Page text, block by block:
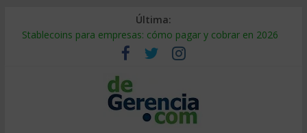
Última:
Stablecoins para empresas: cómo pagar y cobrar en 2026
Despido silencioso: qué es y por qué sale tan caro
IA en selección de personal: cómo auditarla a tiempo
Trabajo forzoso en la cadena de suministro: qué hacer
Mercado hispano de EE. UU.: cómo segmentarlo y venderle